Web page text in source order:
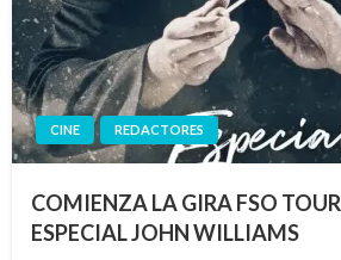
CINE REDACTORES
COMIENZA LA GIRA FSO
ESPECIAL JOHN WILLIAMS